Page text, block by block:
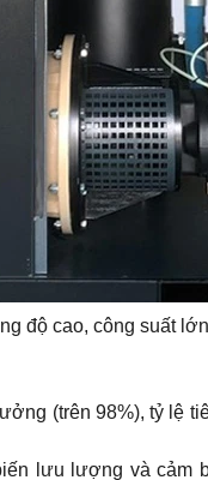
độ cao, công suất
(trên 98%), tỷ lệ
lưu lượng và cảm